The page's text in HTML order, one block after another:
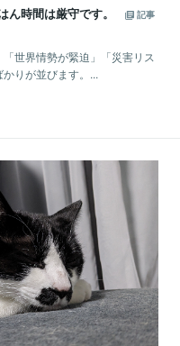
ん時間は厳守です。
記事
世界情勢が緊迫」「災害リス
りが並びます。...